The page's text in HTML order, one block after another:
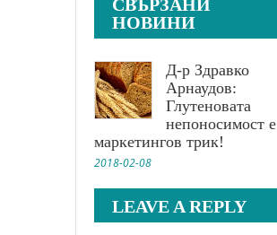
СВЪРЗАНИ
НОВИНИ
Д-р Здравко
Арнаудов:
Глутеновата
непоносимост е
маркетингов трик!
2018-02-08
LEAVE A REPLY